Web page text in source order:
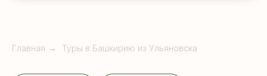
Главная → Туры в Башкирию из Ульяновска